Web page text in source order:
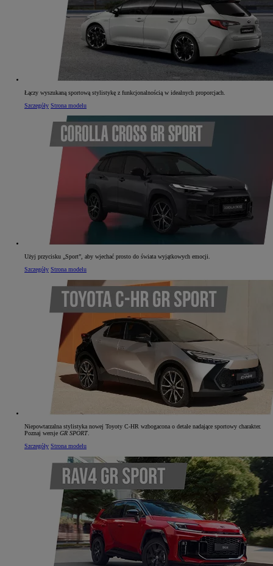
Łączy wyszukaną sportową stylistykę z funkcjonalnością w idealnych proporcjach.
Szczegóły Strona modelu
Użyj przycisku „Sport”, aby wjechać prosto do świata wyjątkowych emocji.
Szczegóły Strona modelu
Niepowtarzalna stylistyka nowej Toyoty C‑HR wzbogacona o detale nadające sportowy charakter.
Poznaj wersje GR SPORT
Szczegóły Strona modelu